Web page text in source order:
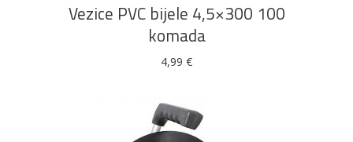
Vezice PVC bijele 4,5×300 100
komada
4,99 €